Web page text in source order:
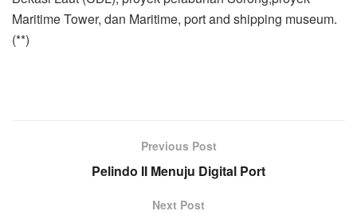
Maritime Tower, dan Maritime, port and shipping museum.
(**)
Previous Post
Pelindo II Menuju Digital Port
Next Post